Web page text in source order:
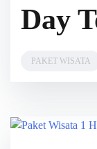
Day
PAKET WISATA